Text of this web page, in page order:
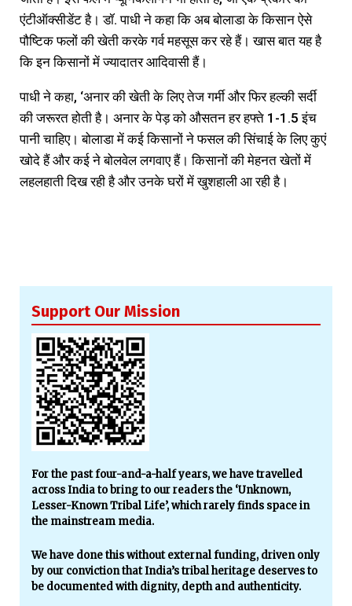
एंटीऑक्सीडेंट है। डॉ. पाधी ने कहा कि अब बोलाडा के किसान ऐसे
पौष्टिक फलों की खेती करके गर्व महसूस कर रहे हैं। खास बात यह है
कि इन किसानों में ज्यादातर आदिवासी हैं।
पाधी ने कहा, ‘अनार की खेती के लिए तेज गर्मी और फिर हल्की सर्दी
की जरूरत होती है। अनार के पेड़ को औसतन हर हफ्ते 1-1.5 इंच
पानी चाहिए। बोलाडा में कई किसानों ने फसल की सिंचाई के लिए कुएं
खोदे हैं और कई ने बोलवेल लगवाए हैं। किसानों की मेहनत खेतों में
लहलहाती दिख रही है और उनके घरों में खुशहाली आ रही है।
Support Our Mission
For the past four-and-a-half years, we have travelled
across India to bring to our readers the ‘Unknown,
Lesser-Known Tribal Life’, which rarely finds space in
the mainstream media.
We have done this without external funding, driven only
by our conviction that India’s tribal heritage deserves to
be documented with dignity, depth and authenticity.